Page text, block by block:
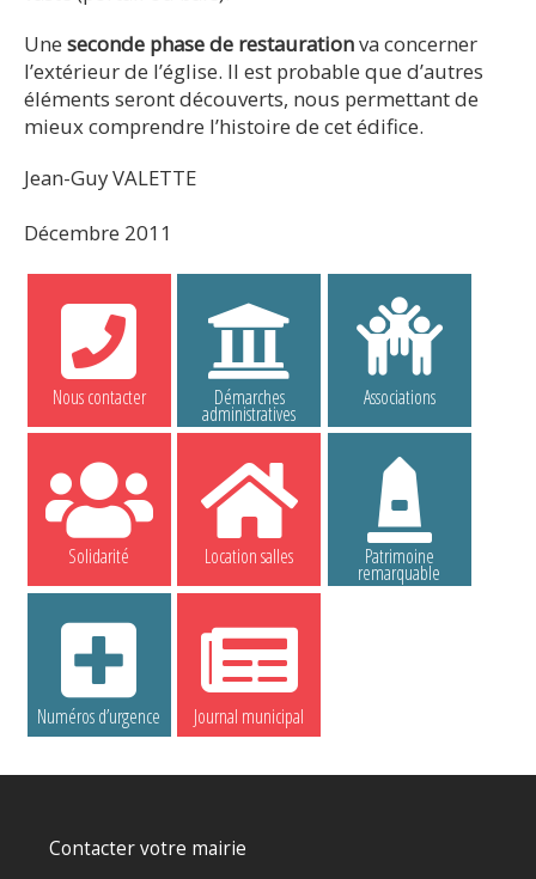
Une seconde phase de restaurationva concerner
l’extérieur de l’église. Il est probable que d’autres
éléments seront découverts, nous permettant de
mieux comprendre l’histoire de cet édifice.
Jean-Guy VALETTE
Décembre 2011
Nous contacter Démarches
administratives
Associations
Solidarité Location salles Patrimoine
remarquable
Numéros d’urgence Journal municipal
Contacter votre mairie